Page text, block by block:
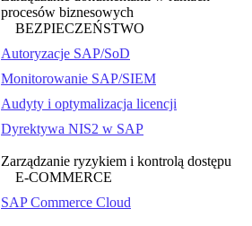
procesów biznesowych
BEZPIECZEŃSTWO
Autoryzacje SAP/SoD
Monitorowanie SAP/SIEM
Audyty i optymalizacja licencji
Dyrektywa NIS2 w SAP
Zarządzanie ryzykiem i kontrolą dostępu
E-COMMERCE
SAP Commerce Cloud